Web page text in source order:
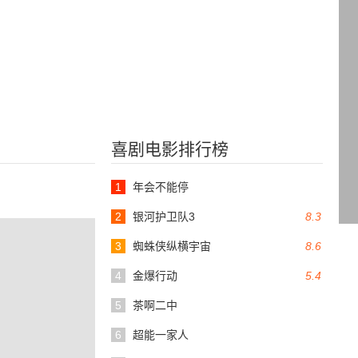
喜剧电影排行榜
1 年会不能停
8.3
2 银河护卫队3
8.6
3 蜘蛛侠纵横宇宙
5.4
4 金爆行动
5 茶啊二中
6 超能一家人